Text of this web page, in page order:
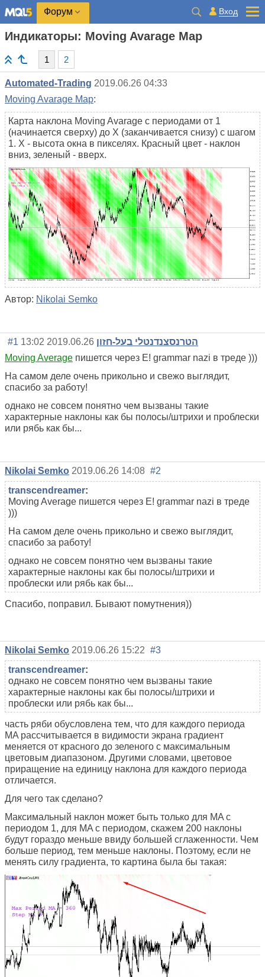
Форум Вход
Индикаторы: Moving Avarage Map
1 2
Automated-Trading 2019.06.26 04:33
Moving Avarage Map:
Карта наклона Moving Avarage с периодами от 1
(начинается сверху) до X (заканчивается снизу) с шагом
1. X - высота окна в пикселях. Красный цвет - наклон
вниз, зеленый - вверх.
Автор: Nikolai Semko
הטרנסצנדנטלי בעל-חזון 2019.06.26 13:02
#1
Moving Average пишется через E! grammar nazi в треде )))
На самом деле очень прикольно и свежо выглядит,
спасибо за работу!
однако не совсем понятно чем вызваны такие
характерные наклоны как бы полосы/штрихи и проблески
или рябь как бы...
Nikolai Semko 2019.06.26 14:08 #2
transcendreamer:
Moving Average пишется через E! grammar nazi в треде
)))
На самом деле очень прикольно и свежо выглядит,
спасибо за работу!
однако не совсем понятно чем вызваны такие
характерные наклоны как бы полосы/штрихи и
проблески или рябь как бы...
Спасибо, поправил. Бывают помутнения))
Nikolai Semko 2019.06.26 15:22 #3
transcendreamer:
однако не совсем понятно чем вызваны такие
характерные наклоны как бы полосы/штрихи и
проблески или рябь как бы...
часть ряби обусловлена тем, что для каждого периода
MA рассчитывается в видимости экрана градиент
меняется от красного до зеленого с максимальным
цветовым диапазоном. Другими словами, цветовое
приращение на единицу наклона для каждого периода
отличается.
Для чего так сделано?
Максимальный наклон может быть только для MA с
периодом 1, для MA с периодом, скажем 200 наклоны
будут гораздо меньше ввиду большей сглаженности. Чем
больше период, тем меньше наклоны. Поэтому, если не
менять силу градиента, то картина была бы такая: